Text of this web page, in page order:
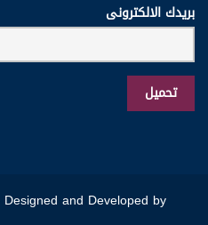
بريدك الالكترونى
Designed and Developed by